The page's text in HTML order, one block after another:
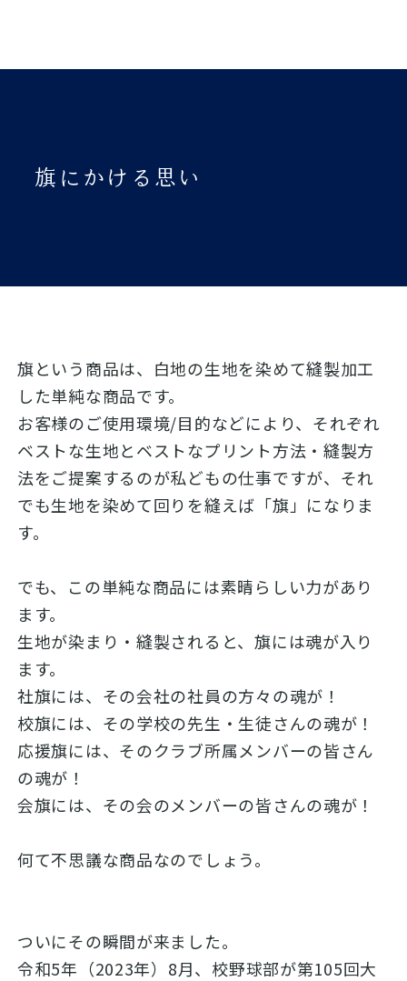
旗にかける思い
旗という商品は、白地の生地を染めて縫製加工
した単純な商品です。
お客様のご使用環境/目的などにより、それぞれ
ベストな生地とベストなプリント方法・縫製方
法をご提案するのが私どもの仕事ですが、それ
でも生地を染めて回りを縫えば「旗」になりま
す。
でも、この単純な商品には素晴らしい力があり
ます。
生地が染まり・縫製されると、旗には魂が入り
ます。
社旗には、その会社の社員の方々の魂が！
校旗には、その学校の先生・生徒さんの魂が！
応援旗には、そのクラブ所属メンバーの皆さん
の魂が！
会旗には、その会のメンバーの皆さんの魂が！
何て不思議な商品なのでしょう。
ついにその瞬間が来ました。
令和5年（2023年）8月、校野球部が第105回大